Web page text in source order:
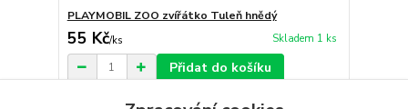
PLAYMOBIL ZOO zvířátko Tuleň hnědý
55 Kč/ks Skladem 1 ks
Přidat do košíku